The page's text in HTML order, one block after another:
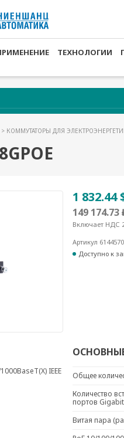
ТЕХНОЛОГИИ
> КОММУТАТОРЫ ДЛЯ
1 832.44
149 174.73
Включает НДС
Артикул 6144570
Доступно к
IEEE
Общее
Количество
портов
Витая пара